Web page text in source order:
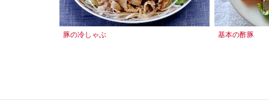
豚の冷しゃぶ 基本の酢豚